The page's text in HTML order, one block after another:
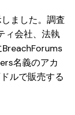
ました。調査
ィ会社、法執
名義のアカ
ルで販売する